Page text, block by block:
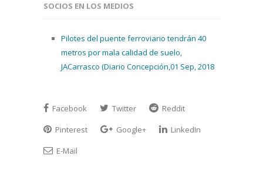
SOCIOS EN LOS MEDIOS
Pilotes del puente ferroviario tendrán 40
metros por mala calidad de suelo,
JACarrasco (Diario Concepción,01 Sep, 2018
Facebook Twitter
Reddit
Pinterest
Google+
LinkedIn
E-Mail